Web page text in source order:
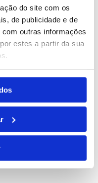
do site com os
de publicidade e de
outras informações
estes a partir da sua